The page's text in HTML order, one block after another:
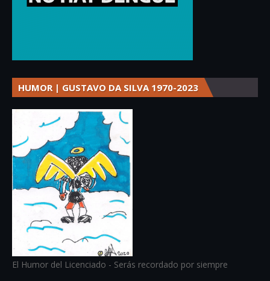
HUMOR | GUSTAVO DA SILVA 1970-2023
El Humor del Licenciado - Serás recordado por siempre